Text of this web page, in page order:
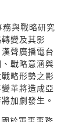
務與戰略研究
變及其影
聲廣播電台
戰略意涵與
略形勢之影
革將造成亞
加劇發生。